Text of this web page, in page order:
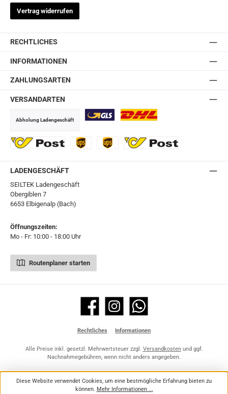
Vertrag widerrufen
RECHTLICHES
INFORMATIONEN
ZAHLUNGSARTEN
VERSANDARTEN
Abholung Ladengeschäft
LADENGESCHÄFT
SEILTEK Ladengeschäft
Obergiblen 7
6653 Elbigenalp (Bach)
Öffnungszeiten:
Mo - Fr: 10:00 - 18:00 Uhr
Routenplaner starten
Facebook Instagram WhatsApp
Rechtliches Informationen
Alle Preise inkl. gesetzl. Mehrwertsteuer zzgl. Versandkostenund ggf.
Nachnahmegebühren, wenn nicht anders angegeben.
Diese Website verwendet Cookies, um eine bestmögliche Erfahrung bieten zu
können. Mehr Informationen ...